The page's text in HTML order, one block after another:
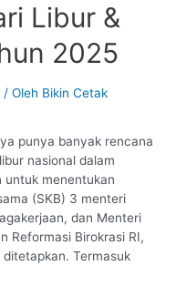
Libur &
2025
/ Oleh Bikin Cetak
punya banyak rencana
nasional dalam
untuk menentukan
(SKB) 3 menteri
dan Menteri
Reformasi Birokrasi RI,
Termasuk